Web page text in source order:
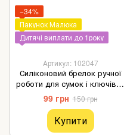
−34%
Пакунок Малюка
Дитячі виплати до 1року
Артикул: 102047
Силіконовий брелок ручної
роботи для сумок і ключів, з
хмаркою рожевий
99 грн 150 грн
Купити